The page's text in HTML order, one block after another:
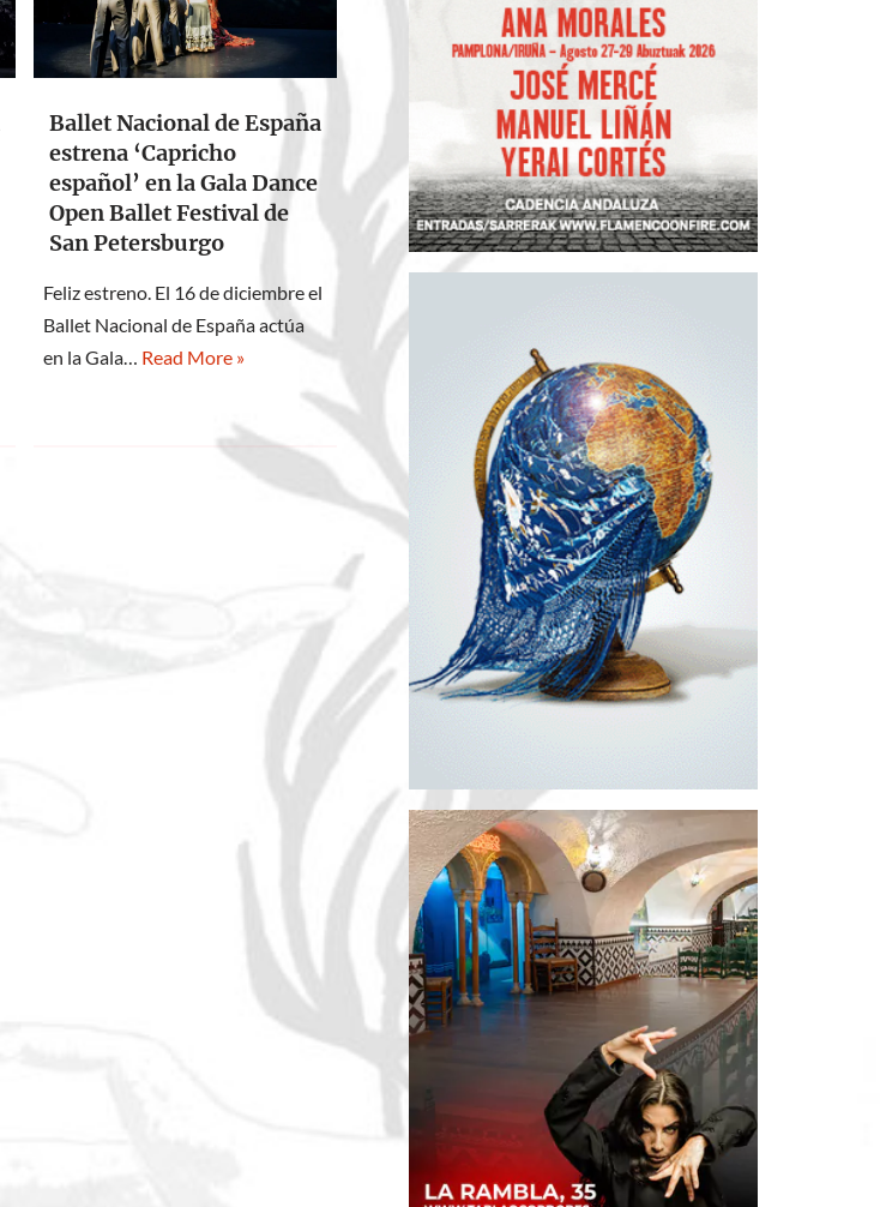
Ballet Nacional de España
estrena ‘Capricho
español’ en la Gala Dance
Open Ballet Festival de
San Petersburgo
Feliz estreno. El 16 de diciembre el
Ballet Nacional de España actúa
en la Gala… Read More »